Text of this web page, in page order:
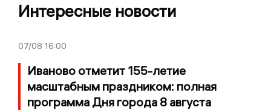
Интересные новости
07/08 16:00
Иваново отметит 155-летие
масштабным праздником: полная
программа Дня города 8 августа